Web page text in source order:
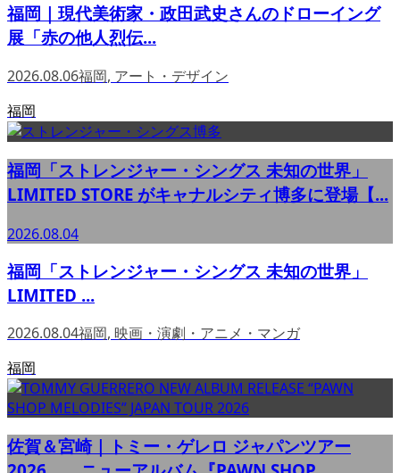
福岡｜現代美術家・政田武史さんのドローイング
展「赤の他人烈伝...
2026.08.06福岡, アート・デザイン
福岡
福岡「ストレンジャー・シングス 未知の世界」
LIMITED STORE がキャナルシティ博多に登場【...
2026.08.04
福岡「ストレンジャー・シングス 未知の世界」
LIMITED ...
2026.08.04福岡, 映画・演劇・アニメ・マンガ
福岡
佐賀＆宮崎｜トミー・ゲレロ ジャパンツアー